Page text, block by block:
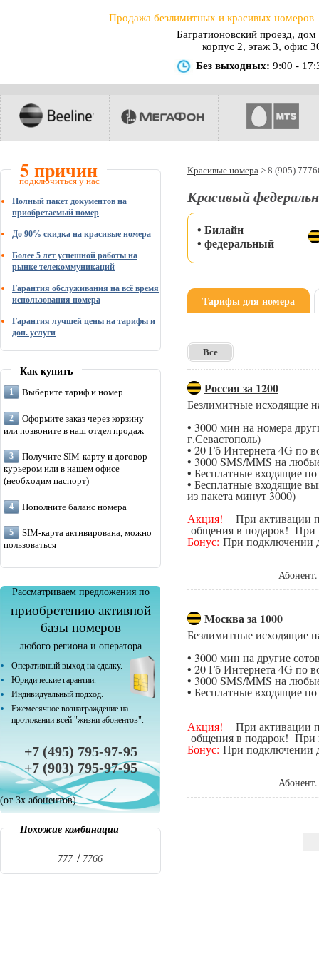
Продажа безлимитных и красивых номеров
Багратионовский проезд, дом
корпус 2, этаж 3, офис
Без выходных: 9:00 -
5 причин
подключиться у нас
Полный пакет документов на
приобретаемый номер
До 90% скидка на красивые номера
Более 5 лет успешной работы на
рынке телекоммуникаций
Гарантия обслуживания на всё время
использования номера
Гарантия лучшей цены на тарифы и
доп. услуги
Как купить
Выберите тариф и номер
Оформите заказ через корзину
или позвоните в наш отдел продаж
Получите SIM-карту и договор
курьером или в нашем офисе
(необходим паспорт)
Пополните баланс номера
SIM-карта активирована, можно
пользоваться
Рассматриваем предложения по
приобретению активной
базы номеров
любого региона и оператора
Оперативный выход на сделку.
Юридические гарантии.
Индивидуальный подход.
Ежемесячное вознаграждение на
протяжении всей "жизни абонентов".
+7 (495) 795-97-95
+7 (903) 795-97-95
(от 3х абонентов)
Похожие комбинации
777 7766
Красивые номера > 8 (905)
Красивый
• Билайн
• федеральный
Тарифы для номера
Все
Россия за 1200
Безлимитные исходящие
• 3000 мин на номера
г.Севастополь)
• 20 Гб Интернета 4G по
• 3000 SMS/MMS на
• Бесплатные входящие
• Бесплатные входящие
из пакета минут 3000)
Акция! При активации
общения в подарок! При
Бонус: При подключении
Москва за 1000
Безлимитные исходящие
• 3000 мин на другие
• 20 Гб Интернета 4G по
• 3000 SMS/MMS на
• Бесплатные входящие
Акция! При активации
общения в подарок! При
Бонус: При подключении